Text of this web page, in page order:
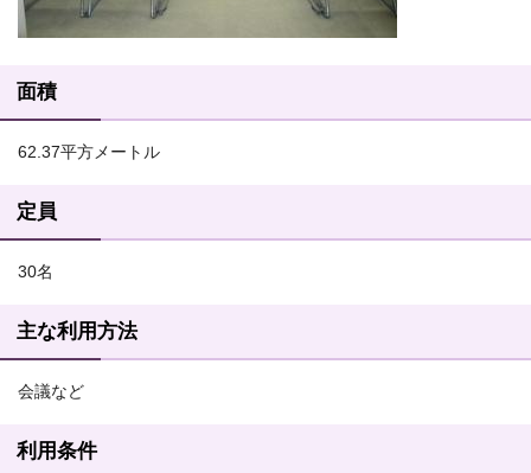
面積
62.37平方メートル
定員
30名
主な利用方法
会議など
利用条件